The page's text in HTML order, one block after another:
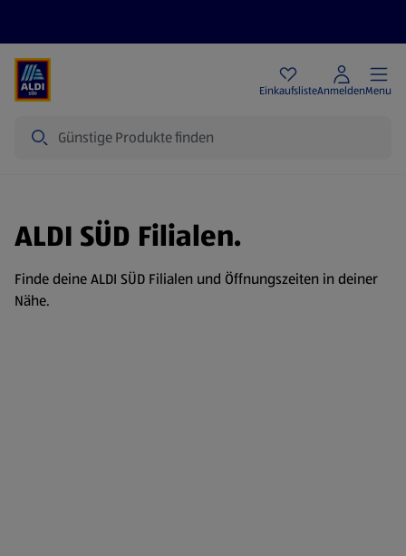
EinkaufslisteAnmeldenMenu
ALDI SÜD Filialen.
Finde deine ALDI SÜD Filialen und Öffnungszeiten in deiner
Nähe.